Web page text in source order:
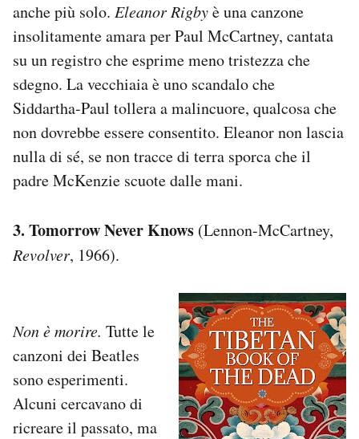
anche più solo. Eleanor Rigbyè una canzone
insolitamente amara per Paul McCartney, cantata
su un registro che esprime meno tristezza che
sdegno. La vecchiaia è uno scandalo che
Siddartha-Paul tollera a malincuore, qualcosa che
non dovrebbe essere consentito. Eleanor non lascia
nulla di sé, se non tracce di terra sporca che il
padre McKenzie scuote dalle mani.
3. Tomorrow Never Knows (Lennon-McCartney,
Revolver, 1966).
Non è morire. Tutte le
canzoni dei Beatles
sono esperimenti.
Alcuni cercavano di
ricreare il passato, ma